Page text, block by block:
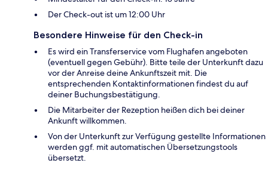
Der Check-out ist um 12:00 Uhr
Besondere Hinweise für den Check-in
Es wird ein Transferservice vom Flughafen angeboten
(eventuell gegen Gebühr). Bitte teile der Unterkunft dazu
vor der Anreise deine Ankunftszeit mit. Die
entsprechenden Kontaktinformationen findest du auf
deiner Buchungsbestätigung.
Die Mitarbeiter der Rezeption heißen dich bei deiner
Ankunft willkommen.
Von der Unterkunft zur Verfügung gestellte Informationen
werden ggf. mit automatischen Übersetzungstools
übersetzt.